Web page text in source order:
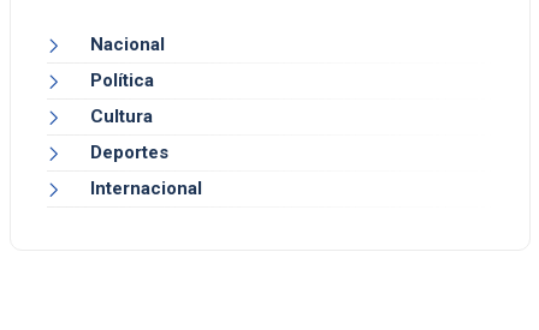
Nacional
Política
Cultura
Deportes
Internacional